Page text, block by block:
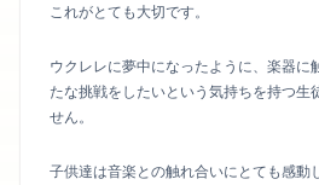
これがとても大切です。
ウクレレに夢中になったように、楽器に
たな挑戦をしたいという気持ちを持つ生
せん。
子供達は音楽との触れ合いにとても感動